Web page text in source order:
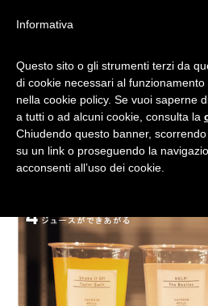
SQUEEZE
CANZONE
DIVENTA UN
Informativa
Questo sito o gli strumenti terzi da
di cookie necessari al
nella cookie policy. Se vuoi saperne
a tutti o ad alcuni cookie, consulta la
Chiudendo questo banner,
su un link o proseguendo la
acconsenti all’uso dei cookie.